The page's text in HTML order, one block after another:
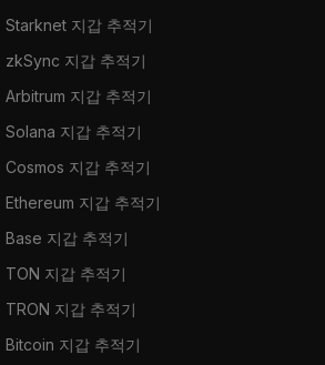
Starknet 지갑 추적기
zkSync 지갑 추적기
Arbitrum 지갑 추적기
Solana 지갑 추적기
Cosmos 지갑 추적기
Ethereum 지갑 추적기
Base 지갑 추적기
TON 지갑 추적기
TRON 지갑 추적기
Bitcoin 지갑 추적기